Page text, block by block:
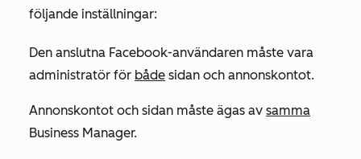
följande inställningar:
Den anslutna Facebook-användaren måste vara
administratör för både sidan och annonskontot.
Annonskontot och sidan måste ägas av samma
Business Manager.